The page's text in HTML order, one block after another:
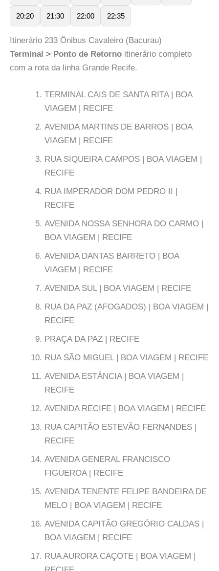
20:20 21:30 22:00 22:35
Itinerário 233 Ônibus Cavaleiro (Bacurau)
Terminal > Ponto de Retorno itinerário completo
com a rota da linha Grande Recife.
TERMINAL CAIS DE SANTA RITA | BOA
VIAGEM | RECIFE
AVENIDA MARTINS DE BARROS | BOA
VIAGEM | RECIFE
RUA SIQUEIRA CAMPOS | BOA VIAGEM |
RECIFE
RUA IMPERADOR DOM PEDRO II |
RECIFE
AVENIDA NOSSA SENHORA DO CARMO |
BOA VIAGEM | RECIFE
AVENIDA DANTAS BARRETO | BOA
VIAGEM | RECIFE
AVENIDA SUL | BOA VIAGEM | RECIFE
RUA DA PAZ (AFOGADOS) | BOA VIAGEM |
RECIFE
PRAÇA DA PAZ | RECIFE
RUA SÃO MIGUEL | BOA VIAGEM | RECIFE
AVENIDA ESTÂNCIA | BOA VIAGEM |
RECIFE
AVENIDA RECIFE | BOA VIAGEM | RECIFE
RUA CAPITÃO ESTEVÃO FERNANDES |
RECIFE
AVENIDA GENERAL FRANCISCO
FIGUEROA | RECIFE
AVENIDA TENENTE FELIPE BANDEIRA DE
MELO | BOA VIAGEM | RECIFE
AVENIDA CAPITÃO GREGÓRIO CALDAS |
BOA VIAGEM | RECIFE
RUA AURORA CAÇOTE | BOA VIAGEM |